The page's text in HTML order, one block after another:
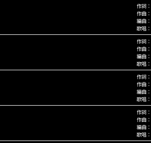
作詞：
作曲：
編曲：
歌唱：
作詞：
作曲：
編曲：
歌唱：
作詞：
作曲：
編曲：
歌唱：
作詞：
作曲：
編曲：
歌唱：